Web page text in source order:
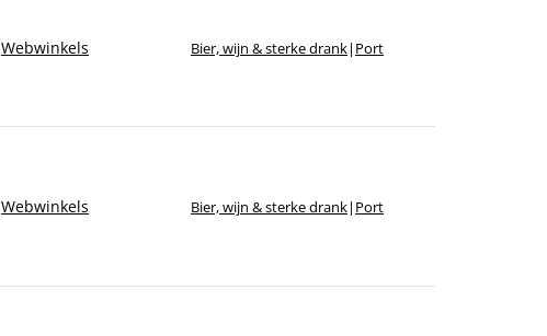
Webwinkels Bier, wijn & sterke drank| Port
Webwinkels Bier, wijn & sterke drank| Port